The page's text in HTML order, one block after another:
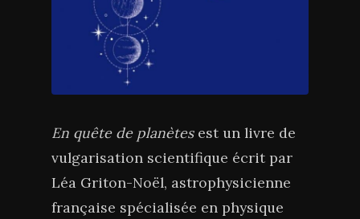
En quête de planètesest un livre de
vulgarisation scientifique écrit par
Léa Griton-Noël, astrophysicienne
française spécialisée en physique